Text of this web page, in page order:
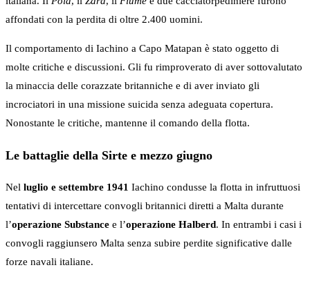
affondati con la perdita di oltre 2.400 uomini.
Il comportamento di Iachino a Capo Matapan è stato oggetto di
molte critiche e discussioni. Gli fu rimproverato di aver sottovalutato
la minaccia delle corazzate britanniche e di aver inviato gli
incrociatori in una missione suicida senza adeguata copertura.
Nonostante le critiche, mantenne il comando della flotta.
Le battaglie della Sirte e mezzo giugno
Nel luglio e settembre 1941 Iachino condusse la flotta in infruttuosi
tentativi di intercettare convogli britannici diretti a Malta durante
l’operazione Substance e l’operazione Halberd. In entrambi i casi i
convogli raggiunsero Malta senza subire perdite significative dalle
forze navali italiane.